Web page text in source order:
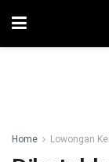
Home Lowongan